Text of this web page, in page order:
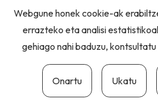
Webgune honek cookie-ak
errazteko eta analisi
gehiago nahi baduzu, kontsultatu
Onartu Ukatu